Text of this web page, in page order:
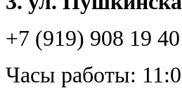
+7 (919) 908 19 40
Часы работы: